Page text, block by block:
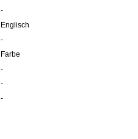
-
Englisch
-
Farbe
-
-
-